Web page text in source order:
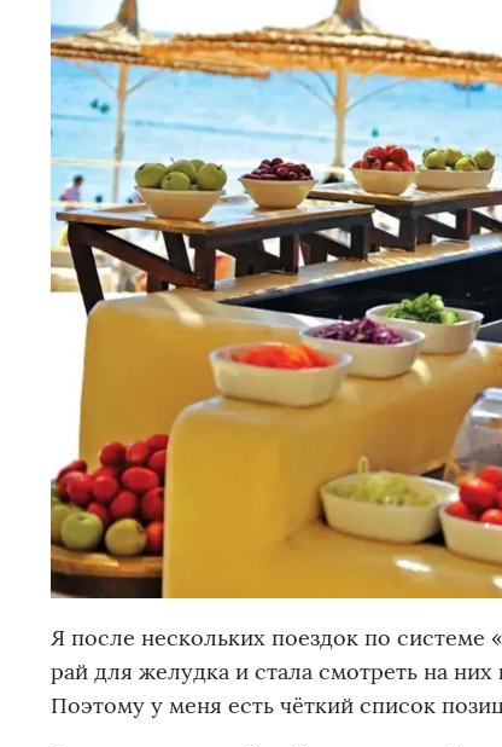
Я после нескольких поездок по системе
рай для желудка и стала смотреть на
Поэтому у меня есть чёткий список